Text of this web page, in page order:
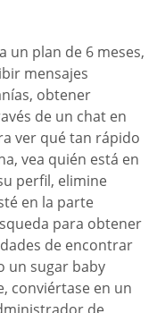
un plan de 6 meses,
mensajes
obtener
de un chat en
ver qué tan rápido
vea quién está en
perfil, elimine
en la parte
para obtener
de encontrar
un sugar baby
conviértase en un